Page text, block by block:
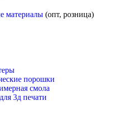
материалы (опт, розница)
порошки
смола
3д печати